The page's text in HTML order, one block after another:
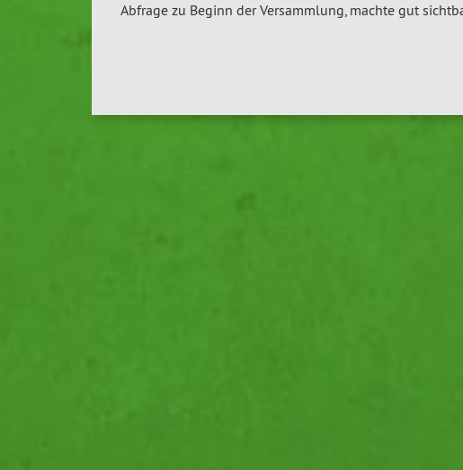
Ab­fra­ge zu Beginn der Ver­samm­lung, machte gut